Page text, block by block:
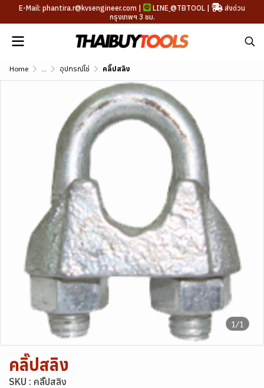
E-Mail: phantira.r@kvsengineer.com | LINE @TBTOOL |
ส่งด่วน
กรุงเทพฯ 3 ชม.
Home ... อุปกรณ์โช่ คลิ๊ปสลิง
1/1
คลิ๊ปสลิง
SKU : คลิ๊ปสลิง